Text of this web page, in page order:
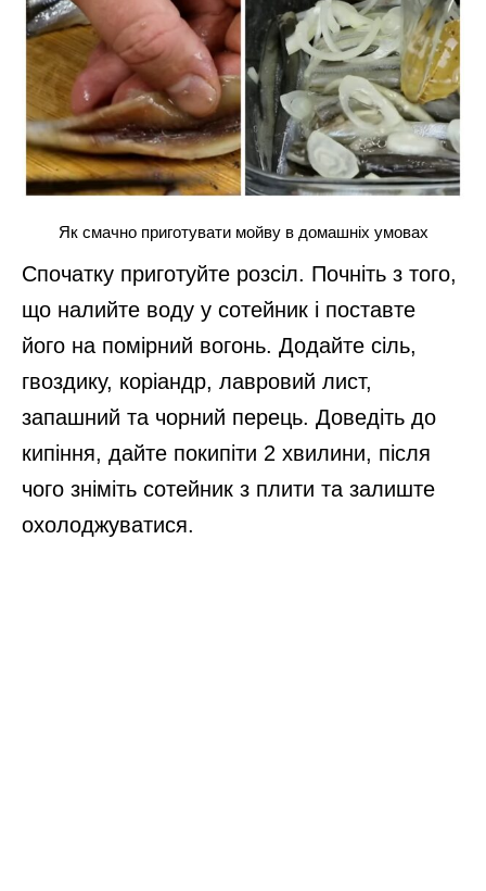
Як смачно приготувати мойву в домашніх умовах
Спочатку приготуйте розсіл. Почніть з того,
що налийте воду у сотейник і поставте
його на помірний вогонь. Додайте сіль,
гвоздику, коріандр, лавровий лист,
запашний та чорний перець. Доведіть до
кипіння, дайте покипіти 2 хвилини, після
чого зніміть сотейник з плити та залиште
охолоджуватися.